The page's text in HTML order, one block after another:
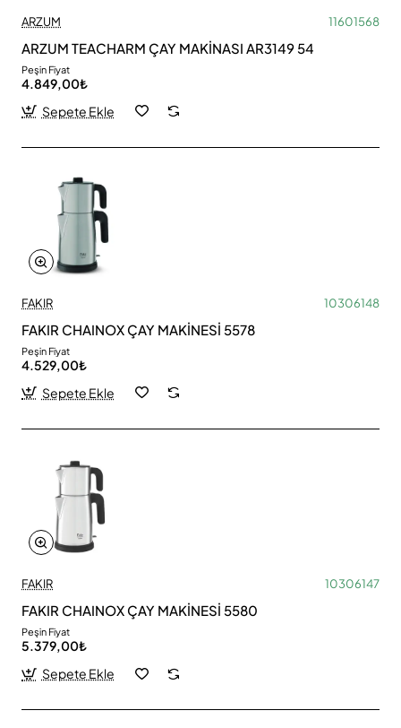
ARZUM 11601568
ARZUM TEACHARM ÇAY MAKİNASI AR3149 54
Peşin Fiyat
4.849,00₺
Sepete Ekle
FAKIR 10306148
FAKIR CHAINOX ÇAY MAKİNESİ 5578
Peşin Fiyat
4.529,00₺
Sepete Ekle
FAKIR 10306147
FAKIR CHAINOX ÇAY MAKİNESİ 5580
Peşin Fiyat
5.379,00₺
Sepete Ekle